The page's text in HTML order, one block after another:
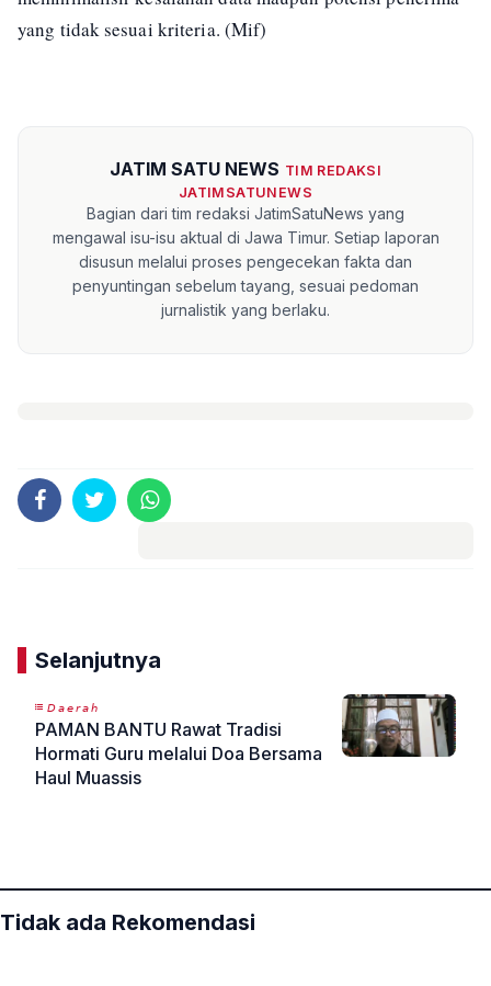
yang tidak sesuai kriteria. (Mif)
JATIM SATU NEWS TIM REDAKSI
JATIMSATUNEWS
Bagian dari tim redaksi JatimSatuNews yang
mengawal isu-isu aktual di Jawa Timur. Setiap laporan
disusun melalui proses pengecekan fakta dan
penyuntingan sebelum tayang, sesuai pedoman
jurnalistik yang berlaku.
Selanjutnya
𝘋𝘢𝘦𝘳𝘢𝘩
PAMAN BANTU Rawat Tradisi
Hormati Guru melalui Doa Bersama
Haul Muassis
Tidak ada Rekomendasi